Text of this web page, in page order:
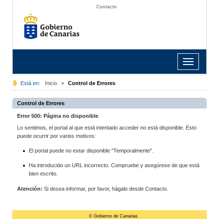
Contacto
Toggle
navigation
Está en: Inicio > Control de Errores
Control de Errores
Error 500: Página no disponible
Lo sentimos, el portal al que está intentado acceder no está disponible. Esto
puede ocurrir por varios motivos:
El portal puede no estar disponible "Temporalmente".
Ha introducido un URL incorrecto. Compruebe y asegúrese de que está
bien escrito.
Atención: Si desea informar, por favor, hágalo desde Contacto.
© Gobierno de Canarias